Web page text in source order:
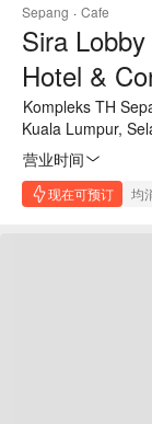
Sepang · Cafe
Sira
Hotel &
Kompleks TH
Kuala Lumpur,
营业时间
现在可预订 均